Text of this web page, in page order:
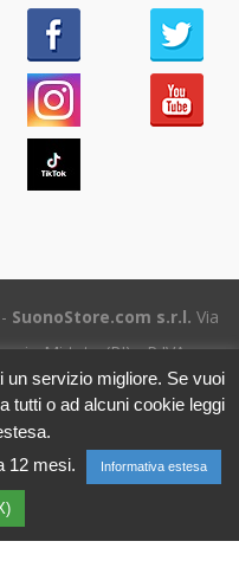
SuonoStore.com s.r.l. Via
Mirteto (RI) - P.IVA
- REA RI-69195
clienti
Privacy
servizio migliore. Se vuoi
tutti o ad alcuni cookie leggi
12 mesi.
Informativa estesa